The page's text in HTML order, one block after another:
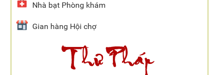
Nhà bạt Phòng khám
Gian hàng Hội chợ